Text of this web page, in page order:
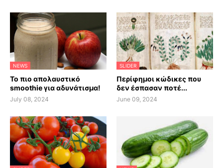
NEWS
Το πιο απολαυστικό
smoothie για αδυνάτισμα!
July 08, 2024
SLIDER
Περίφημοι κώδικες που
δεν έσπασαν ποτέ...
June 09, 2024